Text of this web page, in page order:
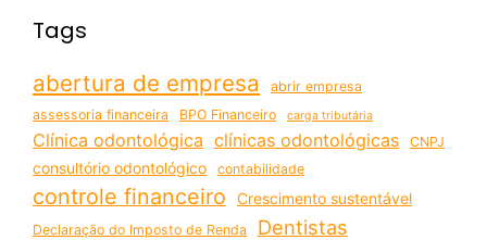
Tags
abertura de empresa
abrir empresa
assessoria financeira
BPO Financeiro carga tributária
Clínica odontológica clínicas odontológicas CNPJ
consultório odontológico contabilidade
controle financeiro Crescimento sustentável
Declaração do Imposto de Renda Dentistas